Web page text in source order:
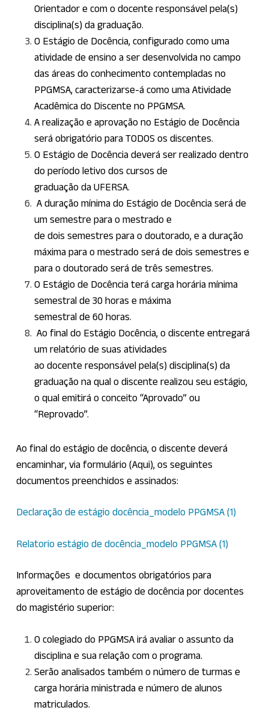
Orientador e com o docente responsável pela(s)
disciplina(s) da graduação.
O Estágio de Docência, configurado como uma
atividade de ensino a ser desenvolvida no campo
das áreas do conhecimento contempladas no
PPGMSA, caracterizarse-á como uma Atividade
Acadêmica do Discente no PPGMSA.
A realização e aprovação no Estágio de Docência
será obrigatório para TODOS os discentes.
O Estágio de Docência deverá ser realizado dentro
do período letivo dos cursos de
graduação da UFERSA.
A duração mínima do Estágio de Docência será de
um semestre para o mestrado e
de dois semestres para o doutorado, e a duração
máxima para o mestrado será de dois semestres e
para o doutorado será de três semestres.
O Estágio de Docência terá carga horária mínima
semestral de 30 horas e máxima
semestral de 60 horas.
Ao final do Estágio Docência, o discente entregará
um relatório de suas atividades
ao docente responsável pela(s) disciplina(s) da
graduação na qual o discente realizou seu estágio,
o qual emitirá o conceito “Aprovado” ou
“Reprovado”.
Ao final do estágio de docência, o discente deverá
encaminhar, via formulário (Aqui), os seguintes
documentos preenchidos e assinados:
Declaração de estágio docência_modelo PPGMSA (1)
Relatorio estágio de docência_modelo PPGMSA (1)
Informações e documentos obrigatórios para
aproveitamento de estágio de docência por docentes
do magistério superior:
O colegiado do PPGMSA irá avaliar o assunto da
disciplina e sua relação com o programa.
Serão analisados também o número de turmas e
carga horária ministrada e número de alunos
matriculados.